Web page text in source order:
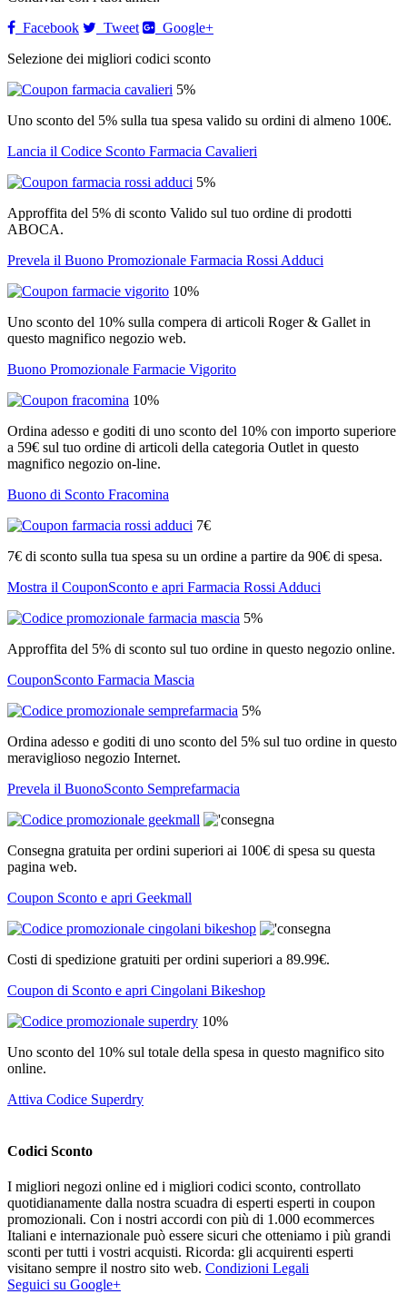
Facebook
Tweet
Google+
Selezione dei migliori codici sconto
5%
Uno sconto del 5% sulla tua spesa valido su ordini di almeno 100€.
Lancia il Codice Sconto Farmacia Cavalieri
5%
Approffita del 5% di sconto Valido sul tuo ordine di prodotti
ABOCA.
Prevela il Buono Promozionale Farmacia Rossi Adduci
10%
Uno sconto del 10% sulla compera di articoli Roger & Gallet in
questo magnifico negozio web.
Buono Promozionale Farmacie Vigorito
10%
Ordina adesso e goditi di uno sconto del 10% con importo superiore
a 59€ sul tuo ordine di articoli della categoria Outlet in questo
magnifico negozio on-line.
Buono di Sconto Fracomina
7€
7€ di sconto sulla tua spesa su un ordine a partire da 90€ di spesa.
Mostra il CouponSconto e apri Farmacia Rossi Adduci
5%
Approffita del 5% di sconto sul tuo ordine in questo negozio online.
CouponSconto Farmacia Mascia
5%
Ordina adesso e goditi di uno sconto del 5% sul tuo ordine in questo
meraviglioso negozio Internet.
Prevela il BuonoSconto Semprefarmacia
Consegna gratuita per ordini superiori ai 100€ di spesa su questa
pagina web.
Coupon Sconto e apri Geekmall
Costi di spedizione gratuiti per ordini superiori a 89.99€.
Coupon di Sconto e apri Cingolani Bikeshop
10%
Uno sconto del 10% sul totale della spesa in questo magnifico sito
online.
Attiva Codice Superdry
Codici Sconto
I migliori negozi online ed i migliori codici sconto, controllato
quotidianamente dalla nostra scuadra di esperti esperti in coupon
promozionali. Con i nostri accordi con più di 1.000 ecommerces
Italiani e internazionale può essere sicuri che otteniamo i più grandi
sconti per tutti i vostri acquisti. Ricorda: gli acquirenti esperti
visitano sempre il nostro sito web. Condizioni Legali
Seguici su Google+